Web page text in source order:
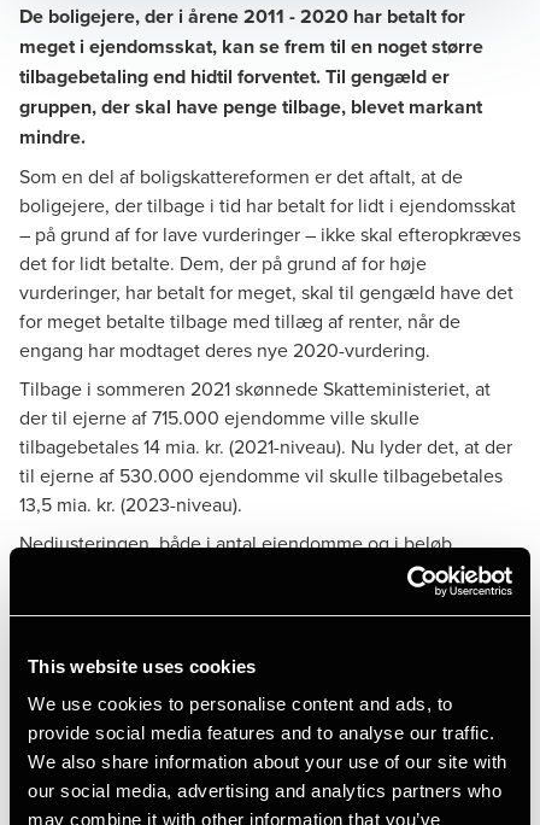
This website uses cookies
We use cookies to personalise content and ads, to
provide social media features and to analyse our traffic.
We also share information about your use of our site with
our social media, advertising and analytics partners who
may combine it with other information that you’ve
De boligejere, der i årene 2011 - 2020 har betalt for
meget i ejendomsskat, kan se frem til en noget større
tilbagebetaling end hidtil forventet. Til gengæld er
gruppen, der skal have penge tilbage, blevet markant
mindre.
Som en del af boligskattereformen er det aftalt, at de
boligejere, der tilbage i tid har betalt for lidt i ejendomsskat
– på grund af for lave vurderinger – ikke skal efteropkræves
det for lidt betalte. Dem, der på grund af for høje
vurderinger, har betalt for meget, skal til gengæld have det
for meget betalte tilbage med tillæg af renter, når de
engang har modtaget deres nye 2020-vurdering.
Tilbage i sommeren 2021 skønnede Skatteministeriet, at
der til ejerne af 715.000 ejendomme ville skulle
tilbagebetales 14 mia. kr. (2021-niveau). Nu lyder det, at der
til ejerne af 530.000 ejendomme vil skulle tilbagebetales
13,5 mia. kr. (2023-niveau).
Nedjusteringen, både i antal ejendomme og i beløb,
skyldes, at 2020-vurderingerne ifølge ministeriet lander på
et lidt højere niveau end tidligere skønnet. Derfor bliver de
tilbagebetalingsbeløbet.
Det forhold, at antallet af ejendomme er reduceret med ca.
25 %, mens tilbagebetalingsbeløbet kun er reduceret med
0,5 mia. kr., betyder, at det gennemsnitlige
tilbagebetalingsbeløb pr. ejendom vokser fra ca. 19.500 kr.
til ca. 25.500 kr.
Martin William Boel Kristensen
Partner, Tax Legal